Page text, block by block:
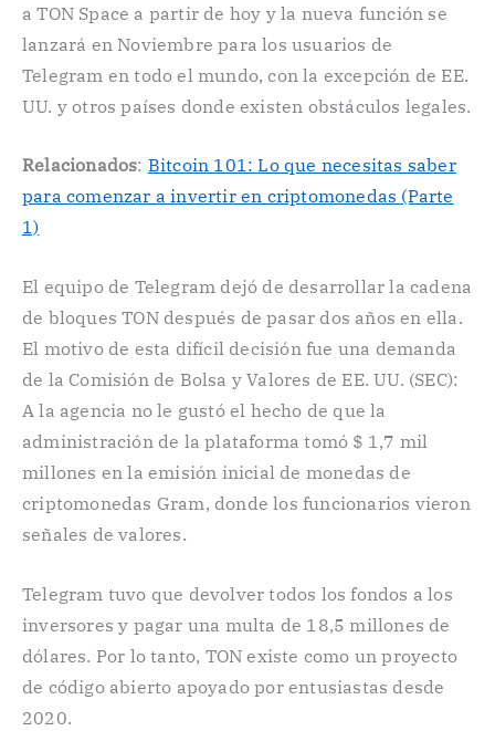
a TON Space a partir de hoy y la nueva función se
lanzará en Noviembre para los usuarios de
Telegram en todo el mundo, con la excepción de EE.
UU. y otros países donde existen obstáculos legales.
Relacionados: Bitcoin 101: Lo que necesitas saber
para comenzar a invertir en criptomonedas (Parte
1)
El equipo de Telegram dejó de desarrollar la cadena
de bloques TON después de pasar dos años en ella.
El motivo de esta difícil decisión fue una demanda
de la Comisión de Bolsa y Valores de EE. UU. (SEC):
A la agencia no le gustó el hecho de que la
administración de la plataforma tomó $ 1,7 mil
millones en la emisión inicial de monedas de
criptomonedas Gram, donde los funcionarios vieron
señales de valores.
Telegram tuvo que devolver todos los fondos a los
inversores y pagar una multa de 18,5 millones de
dólares. Por lo tanto, TON existe como un proyecto
de código abierto apoyado por entusiastas desde
2020.